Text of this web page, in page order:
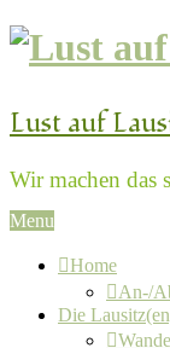
Lust auf
Wir machen das
Menu
Home
An-/
Die